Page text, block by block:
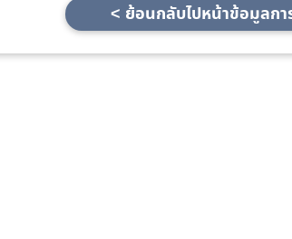
< ย้อนกลับไปหน้าข้อมูลกา